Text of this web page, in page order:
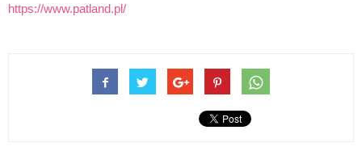
https://www.patland.pl/